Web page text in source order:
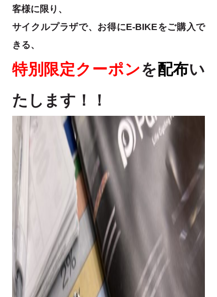
客様に限り、
サイクルプラザで、お得にE-BIKEをご購入で
きる、
特別限定クーポンを配布い
たします！！